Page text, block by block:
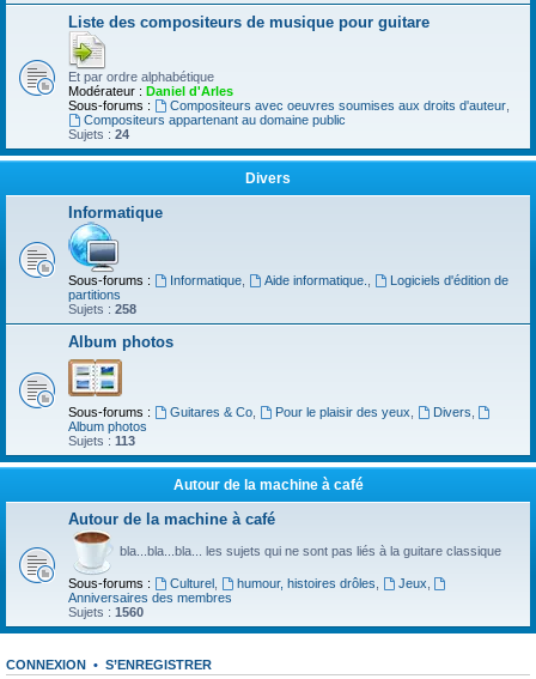
Liste des compositeurs de musique pour guitare
Et par ordre alphabétique
Modérateur : Daniel d'Arles
Sous-forums :
Compositeurs avec oeuvres soumises aux droits d'auteur,
Compositeurs appartenant au domaine public
Sujets : 24
Divers
Informatique
Sous-forums : Informatique, Aide informatique.
Logiciels d'édition de
partitions
Sujets : 258
Album photos
Sous-forums : Guitares & Co, Pour le plaisir des yeux Divers
Album photos
Sujets : 113
Autour de la machine à café
Autour de la machine à café
bla...bla...bla... les sujets qui ne sont pas liés à la guitare classique
Sous-forums : Culturel, humour, histoires drôles Jeux
Anniversaires des membres
Sujets : 1560
CONNEXION • S’ENREGISTRER